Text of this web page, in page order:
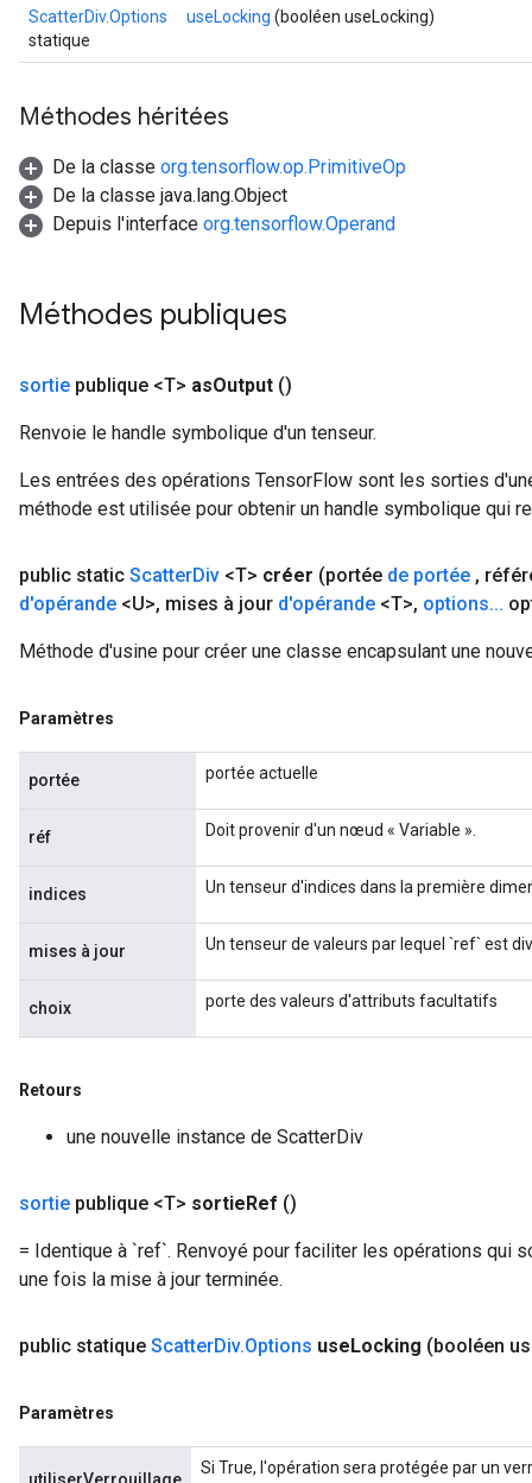
ScatterDiv.Options
statique
useLocking (booléen useLocking)
Méthodes héritées
De la classe org.tensorflow.op.PrimitiveOp
De la classe java.lang.Object
Depuis l'interface org.tensorflow.Operand
Méthodes publiques
sortie publique <T> asOutput ()
Renvoie le handle symbolique d'un tenseur.
Les entrées des opérations TensorFlow sont les sorties
méthode est utilisée pour obtenir un handle symbolique qui
public static ScatterDiv <T> créer (portée de portée ,
d'opérande <U>, mises à jour d'opérande <T>, options...
Méthode d'usine pour créer une classe encapsulant une
Paramètres
portée portée actuelle
réf Doit provenir d'un nœud « Variable ».
indices Un tenseur d'indices dans la première
mises à jour Un tenseur de valeurs par lequel `ref` est
choix porte des valeurs d'attributs facultatifs
Retours
une nouvelle instance de ScatterDiv
sortie publique <T> sortieRef ()
= Identique à `ref`. Renvoyé pour faciliter les opérations qui
une fois la mise à jour terminée.
public statique ScatterDiv.Options useLocking (booléen
Paramètres
Si True, l'opération sera protégée par un